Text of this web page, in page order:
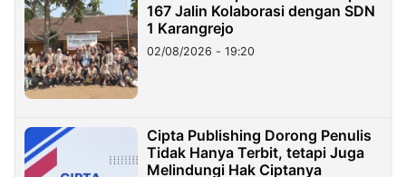
167 Jalin Kolaborasi dengan SDN
1 Karangrejo
02/08/2026 - 19:20
Cipta Publishing Dorong Penulis
Tidak Hanya Terbit, tetapi Juga
Melindungi Hak Ciptanya